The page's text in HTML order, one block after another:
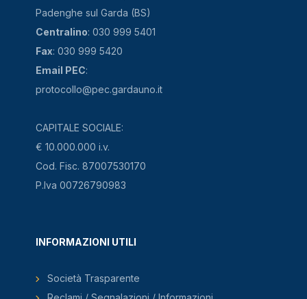
Padenghe sul Garda (BS)
Centralino: 030 999 5401
Fax: 030 999 5420
Email PEC:
protocollo@pec.gardauno.it
CAPITALE SOCIALE:
€ 10.000.000 i.v.
Cod. Fisc. 87007530170
P.Iva 00726790983
INFORMAZIONI UTILI
Società Trasparente